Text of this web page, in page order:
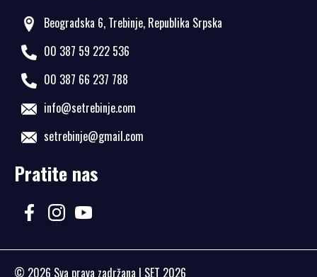
Beogradska 6, Trebinje, Republika Srpska
00 387 59 222 536
00 387 66 237 788
info@setrebinje.com
setrebinje@gmail.com
Pratite nas
© 2026 Sva prava zadržana | SET 2026